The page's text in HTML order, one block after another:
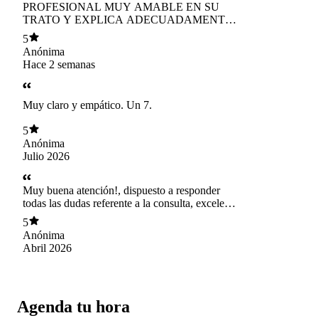
PROFESIONAL MUY AMABLE EN SU
TRATO Y EXPLICA ADECUADAMENTE
LA PATOLOGIA DEL PACIENTE.
5
Anónima
Hace 2 semanas
Muy claro y empático. Un 7.
5
Anónima
Julio 2026
Muy buena atención!, dispuesto a responder
todas las dudas referente a la consulta, excelente
profesional
5
Anónima
Abril 2026
Agenda tu hora